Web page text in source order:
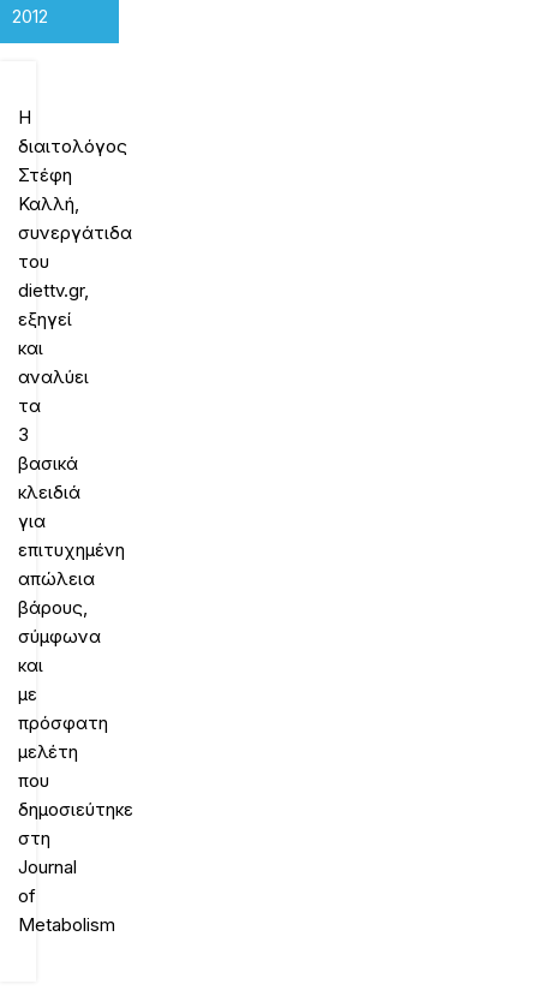
2012
Η
διαιτολόγος
Στέφη
Καλλή,
συνεργάτιδα
του
diettv.gr,
εξηγεί
και
αναλύει
τα
3
βασικά
κλειδιά
για
επιτυχημένη
απώλεια
βάρους,
σύμφωνα
και
με
πρόσφατη
μελέτη
που
δημοσιεύτηκε
στη
Journal
of
Metabolism